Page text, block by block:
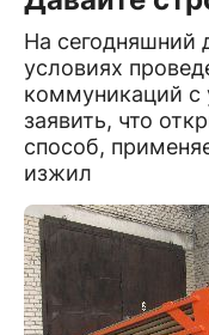
На сегодняшний
условиях
коммуникаций
заявить, что
способ,
изжил